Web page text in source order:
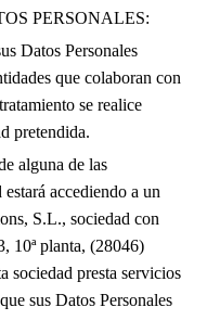
PERSONALES:
Datos Personales
que colaboran con
se realice
pretendida.
alguna de las
accediendo a un
S.L., sociedad con
10ª planta, (28046)
sociedad presta servicios
sus Datos Personales